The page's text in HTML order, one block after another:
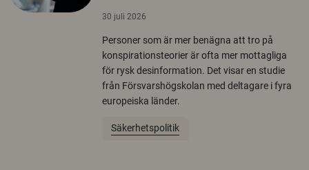
30 juli 2026
Personer som är mer benägna att tro på
konspirationsteorier är ofta mer mottagliga
för rysk desinformation. Det visar en studie
från Försvarshögskolan med deltagare i fyra
europeiska länder.
Säkerhetspolitik